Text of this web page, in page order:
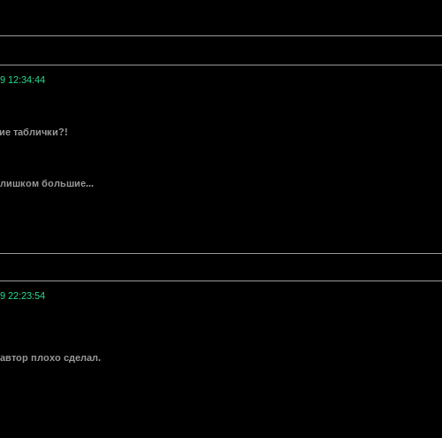
12:34:44
таблички?!
большие...
22:23:54
плохо сделал.